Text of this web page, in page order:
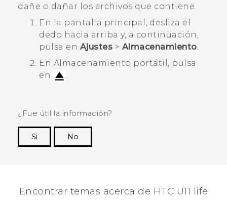
dañe o dañar los archivos que contiene.
En la pantalla principal , desliza el
dedo hacia arriba y, a continuación,
pulsa en Ajustes > Almacenamiento.
En Almacenamiento portátil , pulsa
en
.
¿Fue útil la información?
Si
No
Encontrar temas acerca de HTC U11 life